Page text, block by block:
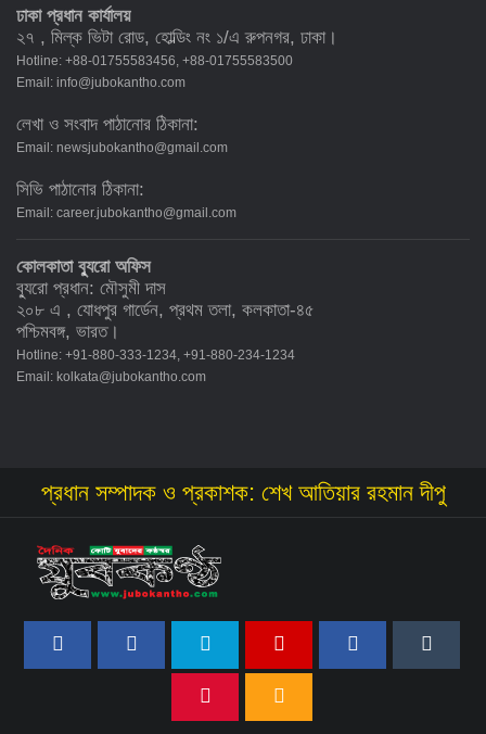
ঢাকা প্রধান কার্যালয়
২৭ , মিল্ক ভিটা রোড, হোল্ডিং নং ১/এ রুপনগর, ঢাকা।
Hotline: +88-01755583456, +88-01755583500
Email: info@jubokantho.com
লেখা ও সংবাদ পাঠানোর ঠিকানা:
Email: newsjubokantho@gmail.com
সিভি পাঠানোর ঠিকানা:
Email: career.jubokantho@gmail.com
কোলকাতা ব্যুরো অফিস
ব্যুরো প্রধান: মৌসুমী দাস
২০৮ এ , যোধপুর গার্ডেন, প্রথম তলা, কলকাতা-৪৫
পশ্চিমবঙ্গ, ভারত।
Hotline: +91-880-333-1234, +91-880-234-1234
Email: kolkata@jubokantho.com
প্রধান সম্পাদক ও প্রকাশক: শেখ আতিয়ার রহমান দীপু